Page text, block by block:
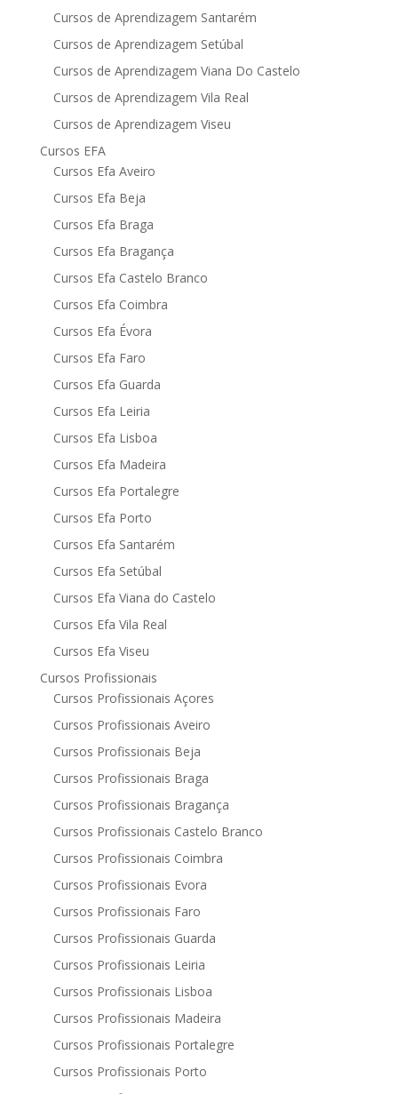
Cursos de Aprendizagem Santarém
Cursos de Aprendizagem Setúbal
Cursos de Aprendizagem Viana Do Castelo
Cursos de Aprendizagem Vila Real
Cursos de Aprendizagem Viseu
Cursos EFA
Cursos Efa Aveiro
Cursos Efa Beja
Cursos Efa Braga
Cursos Efa Bragança
Cursos Efa Castelo Branco
Cursos Efa Coimbra
Cursos Efa Évora
Cursos Efa Faro
Cursos Efa Guarda
Cursos Efa Leiria
Cursos Efa Lisboa
Cursos Efa Madeira
Cursos Efa Portalegre
Cursos Efa Porto
Cursos Efa Santarém
Cursos Efa Setúbal
Cursos Efa Viana do Castelo
Cursos Efa Vila Real
Cursos Efa Viseu
Cursos Profissionais
Cursos Profissionais Açores
Cursos Profissionais Aveiro
Cursos Profissionais Beja
Cursos Profissionais Braga
Cursos Profissionais Bragança
Cursos Profissionais Castelo Branco
Cursos Profissionais Coimbra
Cursos Profissionais Evora
Cursos Profissionais Faro
Cursos Profissionais Guarda
Cursos Profissionais Leiria
Cursos Profissionais Lisboa
Cursos Profissionais Madeira
Cursos Profissionais Portalegre
Cursos Profissionais Porto